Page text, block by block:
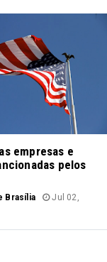
empresas e
pelos
Brasília
Jul 02,